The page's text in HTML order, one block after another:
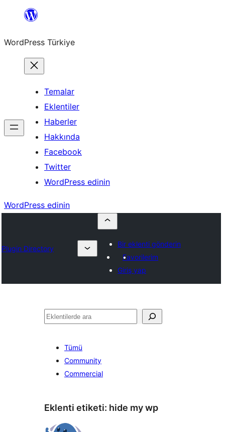
İçeriğe
WordPress Türkiye
Temalar
Eklentiler
Haberler
Hakkında
Facebook
Twitter
WordPress edinin
WordPress edinin
Plugin Directory
Bir eklenti gönderin
Favorilerim
Giriş yap
Ara
Tümü
Community
Commercial
Eklenti etiketi: hide my wp